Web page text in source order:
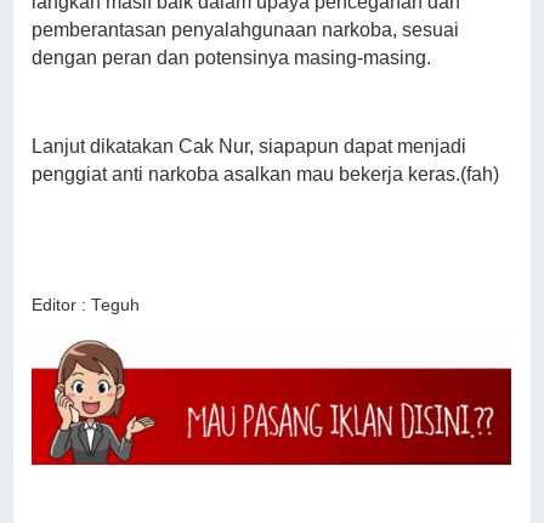
pemberantasan penyalahgunaan narkoba, sesuai
dengan peran dan potensinya masing-masing.
Lanjut dikatakan Cak Nur, siapapun dapat menjadi
penggiat anti narkoba asalkan mau bekerja keras.(fah)
Editor : Teguh